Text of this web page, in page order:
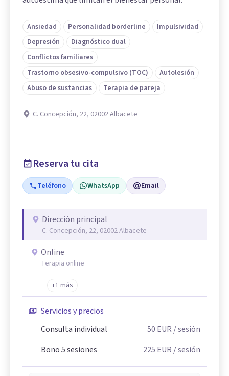
Ansiedad Personalidad borderline
Impulsividad
Depresión
Diagnóstico dual
Conflictos familiares
Trastorno obsesivo-compulsivo (TOC)
Autolesión
Abuso de sustancias
Terapia de pareja
C. Concepción, 22, 02002 Albacete
Reserva tu cita
Teléfono WhatsApp Email
Dirección principal
C. Concepción, 22, 02002 Albacete
Online
Terapia online
+1 más
Servicios y precios
Consulta individual
50 EUR / sesión
Bono 5 sesiones
225 EUR / sesión